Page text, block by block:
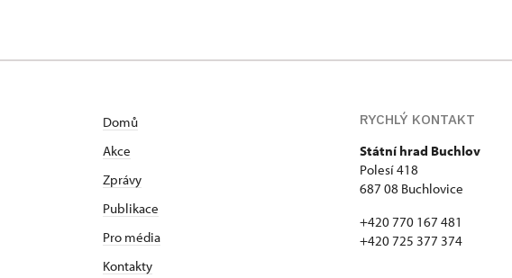
Domů
Akce
Zprávy
Publikace
Pro média
Kontakty
RYCHLÝ KONTAKT
Státní hrad Buchlov
Polesí 418
687 08 Buchlovice
+420 770 167 481
+420 725 377 374